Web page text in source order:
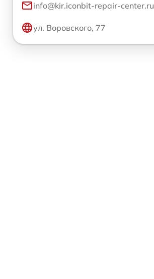
info@kir.iconbit-repair-center.ru
ул. Воровского, 77